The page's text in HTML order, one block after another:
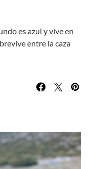
es azul y vive en
entre la caza